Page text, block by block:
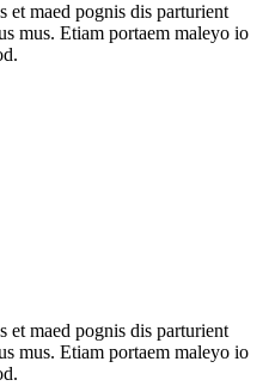
et maed pognis dis parturient
mus. Etiam portaem maleyo io
et maed pognis dis parturient
mus. Etiam portaem maleyo io